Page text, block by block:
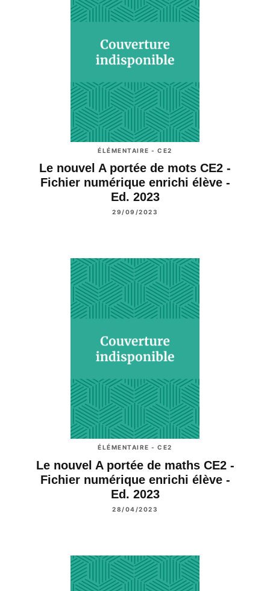
ÉLÉMENTAIRE - CE2
Le nouvel A portée de mots CE2 -
Fichier numérique enrichi élève -
Ed. 2023
29/09/2023
ÉLÉMENTAIRE - CE2
Le nouvel A portée de maths CE2 -
Fichier numérique enrichi élève -
Ed. 2023
28/04/2023